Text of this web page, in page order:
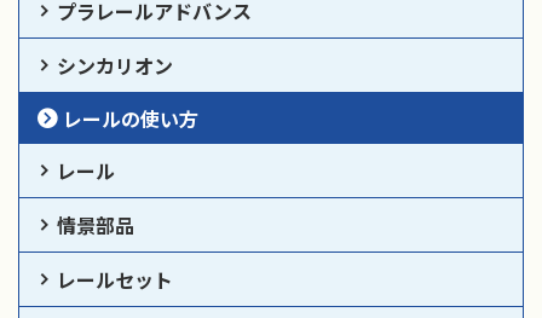
プラレールアドバンス
シンカリオン
レールの使い方
レール
情景部品
レールセット